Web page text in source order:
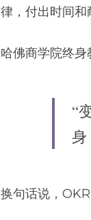
律，付出时间和
哈佛商学院终
“
身
换句话说，